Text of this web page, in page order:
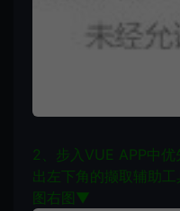
2、步入VUE APP中
出左下角的撷取辅助
图右图▼